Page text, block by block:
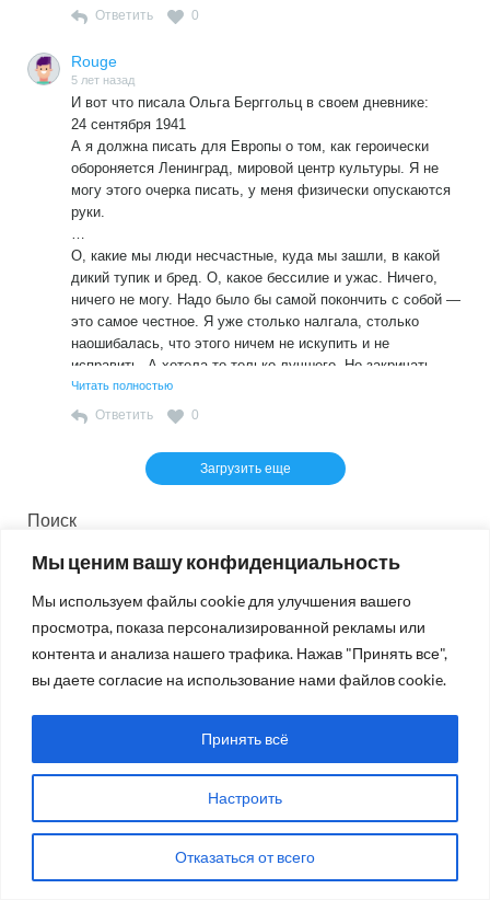
Мы ценим вашу конфиденциальность
Мы используем файлы cookie для улучшения вашего
просмотра, показа персонализированной рекламы или
контента и анализа нашего трафика. Нажав "Принять все",
вы даете согласие на использование нами файлов cookie.
Настроить
Отказаться от всего
Принять всё
отбиться от немцев. Надо уничтожить фашизм, надо, чтоб
https://www.svoboda.org/a/2035287.html
Ответить 0
Rouge
5 лет назад
И вот что писала Ольга Берггольц в своем дневнике:
24 сентября 1941
А я должна писать для Европы о том, как героически
обороняется Ленинград, мировой центр культуры. Я не
могу этого очерка писать, у меня физически опускаются
руки.
…
О, какие мы люди несчастные, куда мы зашли, в какой
дикий тупик и бред. О, какое бессилие и ужас. Ничего,
ничего не могу. Надо было бы самой покончить с собой —
это самое честное. Я уже столько налгала, столько
наошибалась, что этого ничем не искупить и не
исправить. А хотела-то только лучшего. Но закричать
«братайтесь» — невозможно. Значит, что же? Надо
отбиться от немцев. Надо уничтожить фашизм, надо, чтоб
https://www.svoboda.org/a/2035287.html
Читать полностью
Ответить 0
Загрузить еще
Поиск
ПОИСК
СВЕЖИЙ НОМЕР